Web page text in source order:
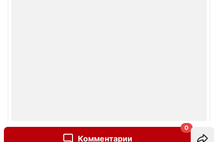
Комментарии
0